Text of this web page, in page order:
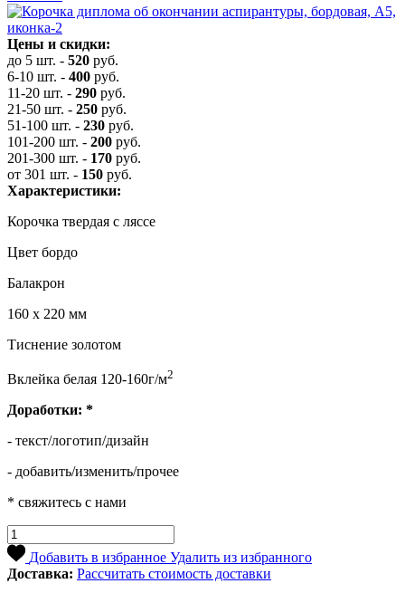
Цены и скидки:
до 5 шт. - 520 руб.
6-10 шт. - 400 руб.
11-20 шт. - 290 руб.
21-50 шт. - 250 руб.
51-100 шт. - 230 руб.
101-200 шт. - 200 руб.
201-300 шт. - 170 руб.
от 301 шт. - 150 руб.
Характеристики:
Корочка твердая с ляссе
Цвет бордо
Балакрон
160 х 220 мм
Тиснение золотом
Вклейка белая 120-160г/м2
Доработки: *
- текст/логотип/дизайн
- добавить/изменить/прочее
* свяжитесь с нами
Добавить в избранное Удалить из избранного
Доставка: Рассчитать стоимость доставки